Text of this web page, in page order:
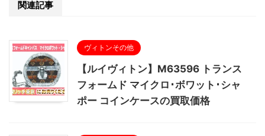
関連記事
ヴィトンその他
【ルイヴィトン】M63596 トランス
フォームド マイクロ･ボワット･シャ
ポー コインケースの買取価格